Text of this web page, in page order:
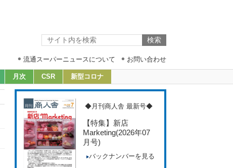
流通スーパーニュースについて お問い合わせ
月次 CSR 新型コロナ
◆月刊商人舎 最新号◆
【特集】新店
Marketing(2026年07
月号)
バックナンバーを見る